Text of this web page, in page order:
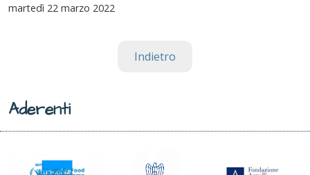
martedì 22 marzo 2022
Indietro
Aderenti